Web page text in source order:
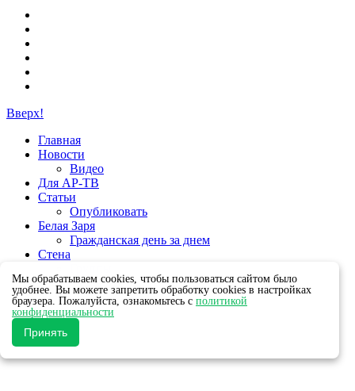
Вверх!
Главная
Новости
Видео
Для АР-ТВ
Статьи
Опубликовать
Белая Заря
Гражданская день за днем
Стена
Мы обрабатываем cookies, чтобы пользоваться сайтом было
удобнее. Вы можете запретить обработку cookies в настройках
браузера. Пожалуйста, ознакомьтесь с политикой
конфиденциальности
Принять